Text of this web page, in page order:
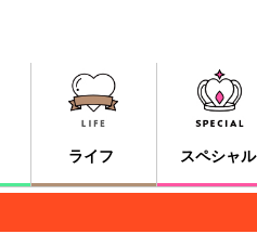
ライフ スペシャル